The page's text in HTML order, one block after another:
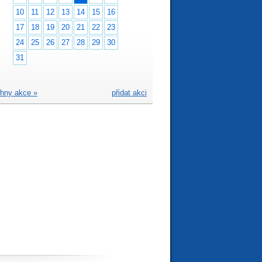
10
11 12 13 14 15
16
17
18 19 20 21 22
23
24
25 26 27 28 29
30
31
přidat akci
akce »